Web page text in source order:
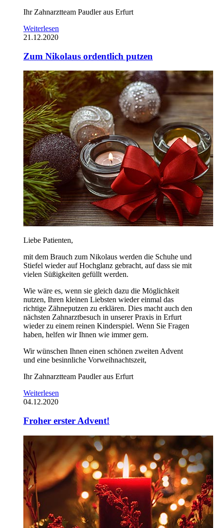
Ihr Zahnarztteam Paudler aus Erfurt
Weiterlesen
21.12.2020
Zum Nikolaus ordentlich putzen
Liebe Patienten,
mit dem Brauch zum Nikolaus werden die Schuhe und
Stiefel wieder auf Hochglanz gebracht, auf dass sie mit
vielen Süßigkeiten gefüllt werden.
Wie wäre es, wenn sie gleich dazu die Möglichkeit
nutzen, Ihren kleinen Liebsten wieder einmal das
richtige Zähneputzen zu erklären. Dies macht auch den
nächsten Zahnarztbesuch in unserer Praxis in Erfurt
wieder zu einem reinen Kinderspiel. Wenn Sie Fragen
haben, helfen wir Ihnen wie immer gern.
Wir wünschen Ihnen einen schönen zweiten Advent
und eine besinnliche Vorweihnachtszeit,
Ihr Zahnarztteam Paudler aus Erfurt
Weiterlesen
04.12.2020
Froher erster Advent!